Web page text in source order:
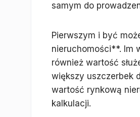
samym do
Pierwszym i być
nieruchomości**. Im
również wartość
większy uszczerbek
wartość rynkową
kalkulacji.